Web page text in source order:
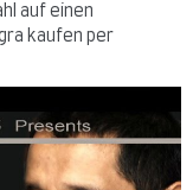
auf einen
kaufen per